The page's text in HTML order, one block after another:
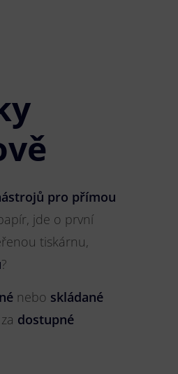
pro přímou
jde o první
tiskárnu,
?
nebo skládané
dostupné